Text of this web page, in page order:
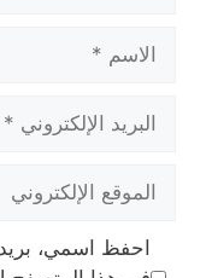
الإلكتروني
الإلكتروني
احفظ اسمي،